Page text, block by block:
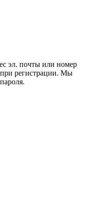
эл. почты или номер
регистрации. Мы